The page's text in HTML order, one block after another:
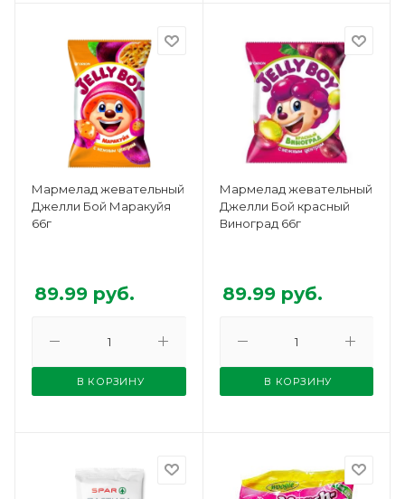
Мармелад жевательный
Джелли Бой Маракуйя
66г
89.99 руб.
В КОРЗИНУ
Мармелад жевательный
Джелли Бой красный
Виноград 66г
89.99руб.
В КОРЗИНУ